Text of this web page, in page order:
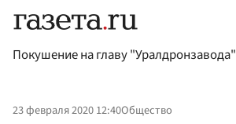
Покушение на главу "Уралдронзавода"
23 февраля 2020 12:40Общество